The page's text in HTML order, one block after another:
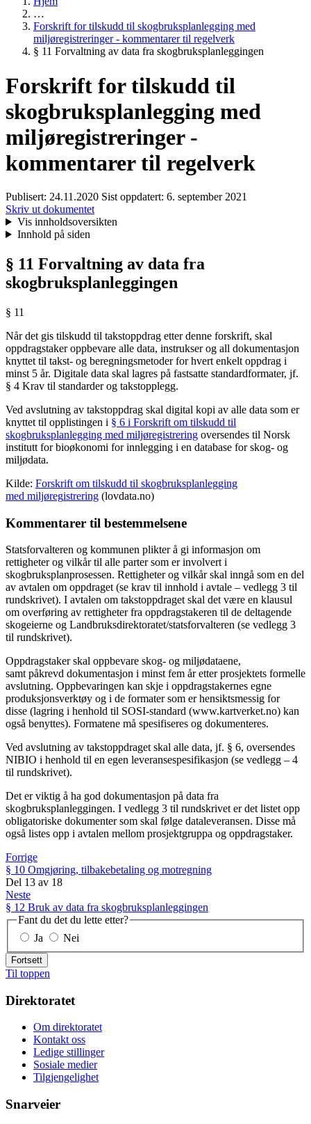
…
Forskrift for tilskudd til skogbruksplanlegging med
miljøregistreringer - kommentarer til regelverk
§ 11 Forvaltning av data fra skogbruksplanleggingen
Forskrift for tilskudd til
skogbruksplanlegging med
miljøregistreringer -
kommentarer til regelverk
Publisert: 24.11.2020 Sist oppdatert: 6. september 2021
Skriv ut dokumentet
Vis innholdsoversikten
Innhold på siden
§ 11 Forvaltning av data fra
skogbruksplanleggingen
§ 11
Når det gis tilskudd til takstoppdrag etter denne forskrift, skal
oppdragstaker oppbevare alle data, instrukser og all dokumentasjon
knyttet til takst- og beregningsmetoder for hvert enkelt oppdrag i
minst 5 år. Digitale data skal lagres på fastsatte standardformater, jf.
§ 4 Krav til standarder og takstopplegg.
Ved avslutning av takstoppdrag skal digital kopi av alle data som er
knyttet til opplistingen i § 6 i Forskrift om tilskudd til
skogbruksplanlegging med miljøregistrering oversendes til Norsk
institutt for bioøkonomi for innlegging i en database for skog- og
miljødata.
Kilde: Forskrift om tilskudd til skogbruksplanlegging
med miljøregistrering (lovdata.no)
Kommentarer til bestemmelsene
Statsforvalteren og kommunen plikter å gi informasjon om
rettigheter og vilkår til alle parter som er involvert i
skogbruksplanprosessen. Rettigheter og vilkår skal inngå som en del
av avtalen om oppdraget (se krav til innhold i avtale – vedlegg 3 til
rundskrivet). I avtalen om takstoppdraget skal det være en klausul
om overføring av rettigheter fra oppdragstakeren til de deltagende
skogeierne og Landbruksdirektoratet/statsforvalteren (se vedlegg 3
til rundskrivet).
Oppdragstaker skal oppbevare skog- og miljødataene,
samt påkrevd dokumentasjon i minst fem år etter prosjektets formelle
avslutning. Oppbevaringen kan skje i oppdragstakernes egne
produksjonsverktøy og i de formater som er hensiktsmessig for
disse (lagring i henhold til SOSI-standard (www.kartverket.no) kan
også benyttes). Formatene må spesifiseres og dokumenteres.
Ved avslutning av takstoppdraget skal alle data, jf. § 6, oversendes
NIBIO i henhold til en egen leveransespesifikasjon (se vedlegg – 4
til rundskrivet).
Det er viktig å ha god dokumentasjon på data fra
skogbruksplanleggingen. I vedlegg 3 til rundskrivet er det listet opp
obligatoriske dokumenter som skal følge dataleveransen. Disse må
også listes opp i avtalen mellom prosjektgruppa og oppdragstaker.
Forrige
§ 10 Omgjøring, tilbakebetaling og motregning
Del 13 av 18
Neste
§ 12 Bruk av data fra skogbruksplanleggingen
Fant du det du lette etter?
Ja
Nei
Fortsett
Til toppen
Direktoratet
Om direktoratet
Kontakt oss
Ledige stillinger
Sosiale medier
Tilgjengelighet
Snarveier